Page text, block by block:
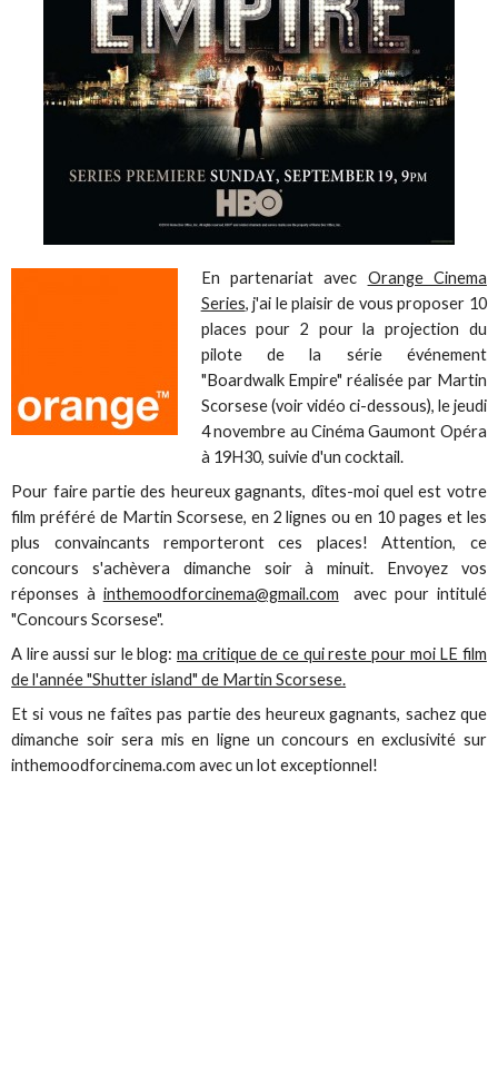
En partenariat avec Orange Cinema
Series, j'ai le plaisir de vous proposer 10
places pour 2 pour la projection du
pilote de la série événement
"Boardwalk Empire" réalisée par Martin
Scorsese (voir vidéo ci-dessous), le jeudi
4 novembre au Cinéma Gaumont Opéra
à 19H30, suivie d'un cocktail.
Pour faire partie des heureux gagnants, dîtes-moi quel est votre
film préféré de Martin Scorsese, en 2 lignes ou en 10 pages et les
plus convaincants remporteront ces places! Attention, ce
concours s'achèvera dimanche soir à minuit. Envoyez vos
réponses à inthemoodforcinema@gmail.com avec pour intitulé
"Concours Scorsese".
A lire aussi sur le blog:ma critique de ce qui reste pour moi LE film
de l'année "Shutter island" de Martin Scorsese.
Et si vous ne faîtes pas partie des heureux gagnants, sachez que
dimanche soir sera mis en ligne un concours en exclusivité sur
inthemoodforcinema.com avec un lot exceptionnel!